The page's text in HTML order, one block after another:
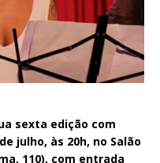
sexta edição com
julho, às 20h, no Salão
110), com entrada